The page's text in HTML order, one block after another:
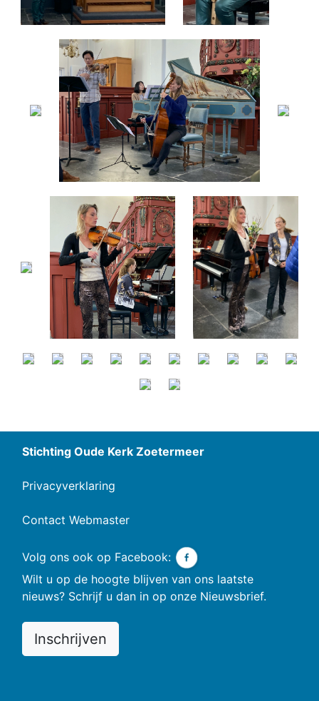
Stichting Oude Kerk Zoetermeer
Privacyverklaring
Contact Webmaster
Volg ons ook op Facebook:
Wilt u op de hoogte blijven van ons laatste
nieuws? Schrijf u dan in op onze Nieuwsbrief.
Inschrijven